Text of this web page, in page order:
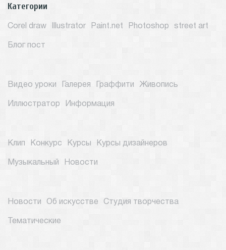
Категории
Corel draw Illustrator Paint.net Photoshop street art
Блог пост
Видео уроки Галерея Граффити Живопись
Иллюстратор Информация
Клип Конкурс Курсы Курсы дизайнеров
Музыкальный Новости
Новости Об искусстве Студия творчества
Тематические